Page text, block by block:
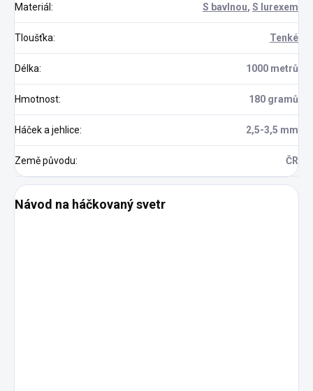
Materiál: S bavlnou, S lurexem
Tloušťka: Tenké
Délka: 1000 metrů
Hmotnost: 180 gramů
Háček a jehlice: 2,5-3,5 mm
Země původu: ČR
Návod na háčkovaný svetr